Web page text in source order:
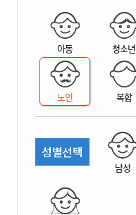
아동 청소년
노인 복합
성별선택
남성